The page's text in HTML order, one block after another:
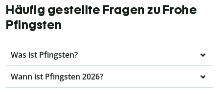
Häufig gestellte Fragen zu Frohe
Pfingsten
Was ist Pfingsten?
Wann ist Pfingsten 2026?